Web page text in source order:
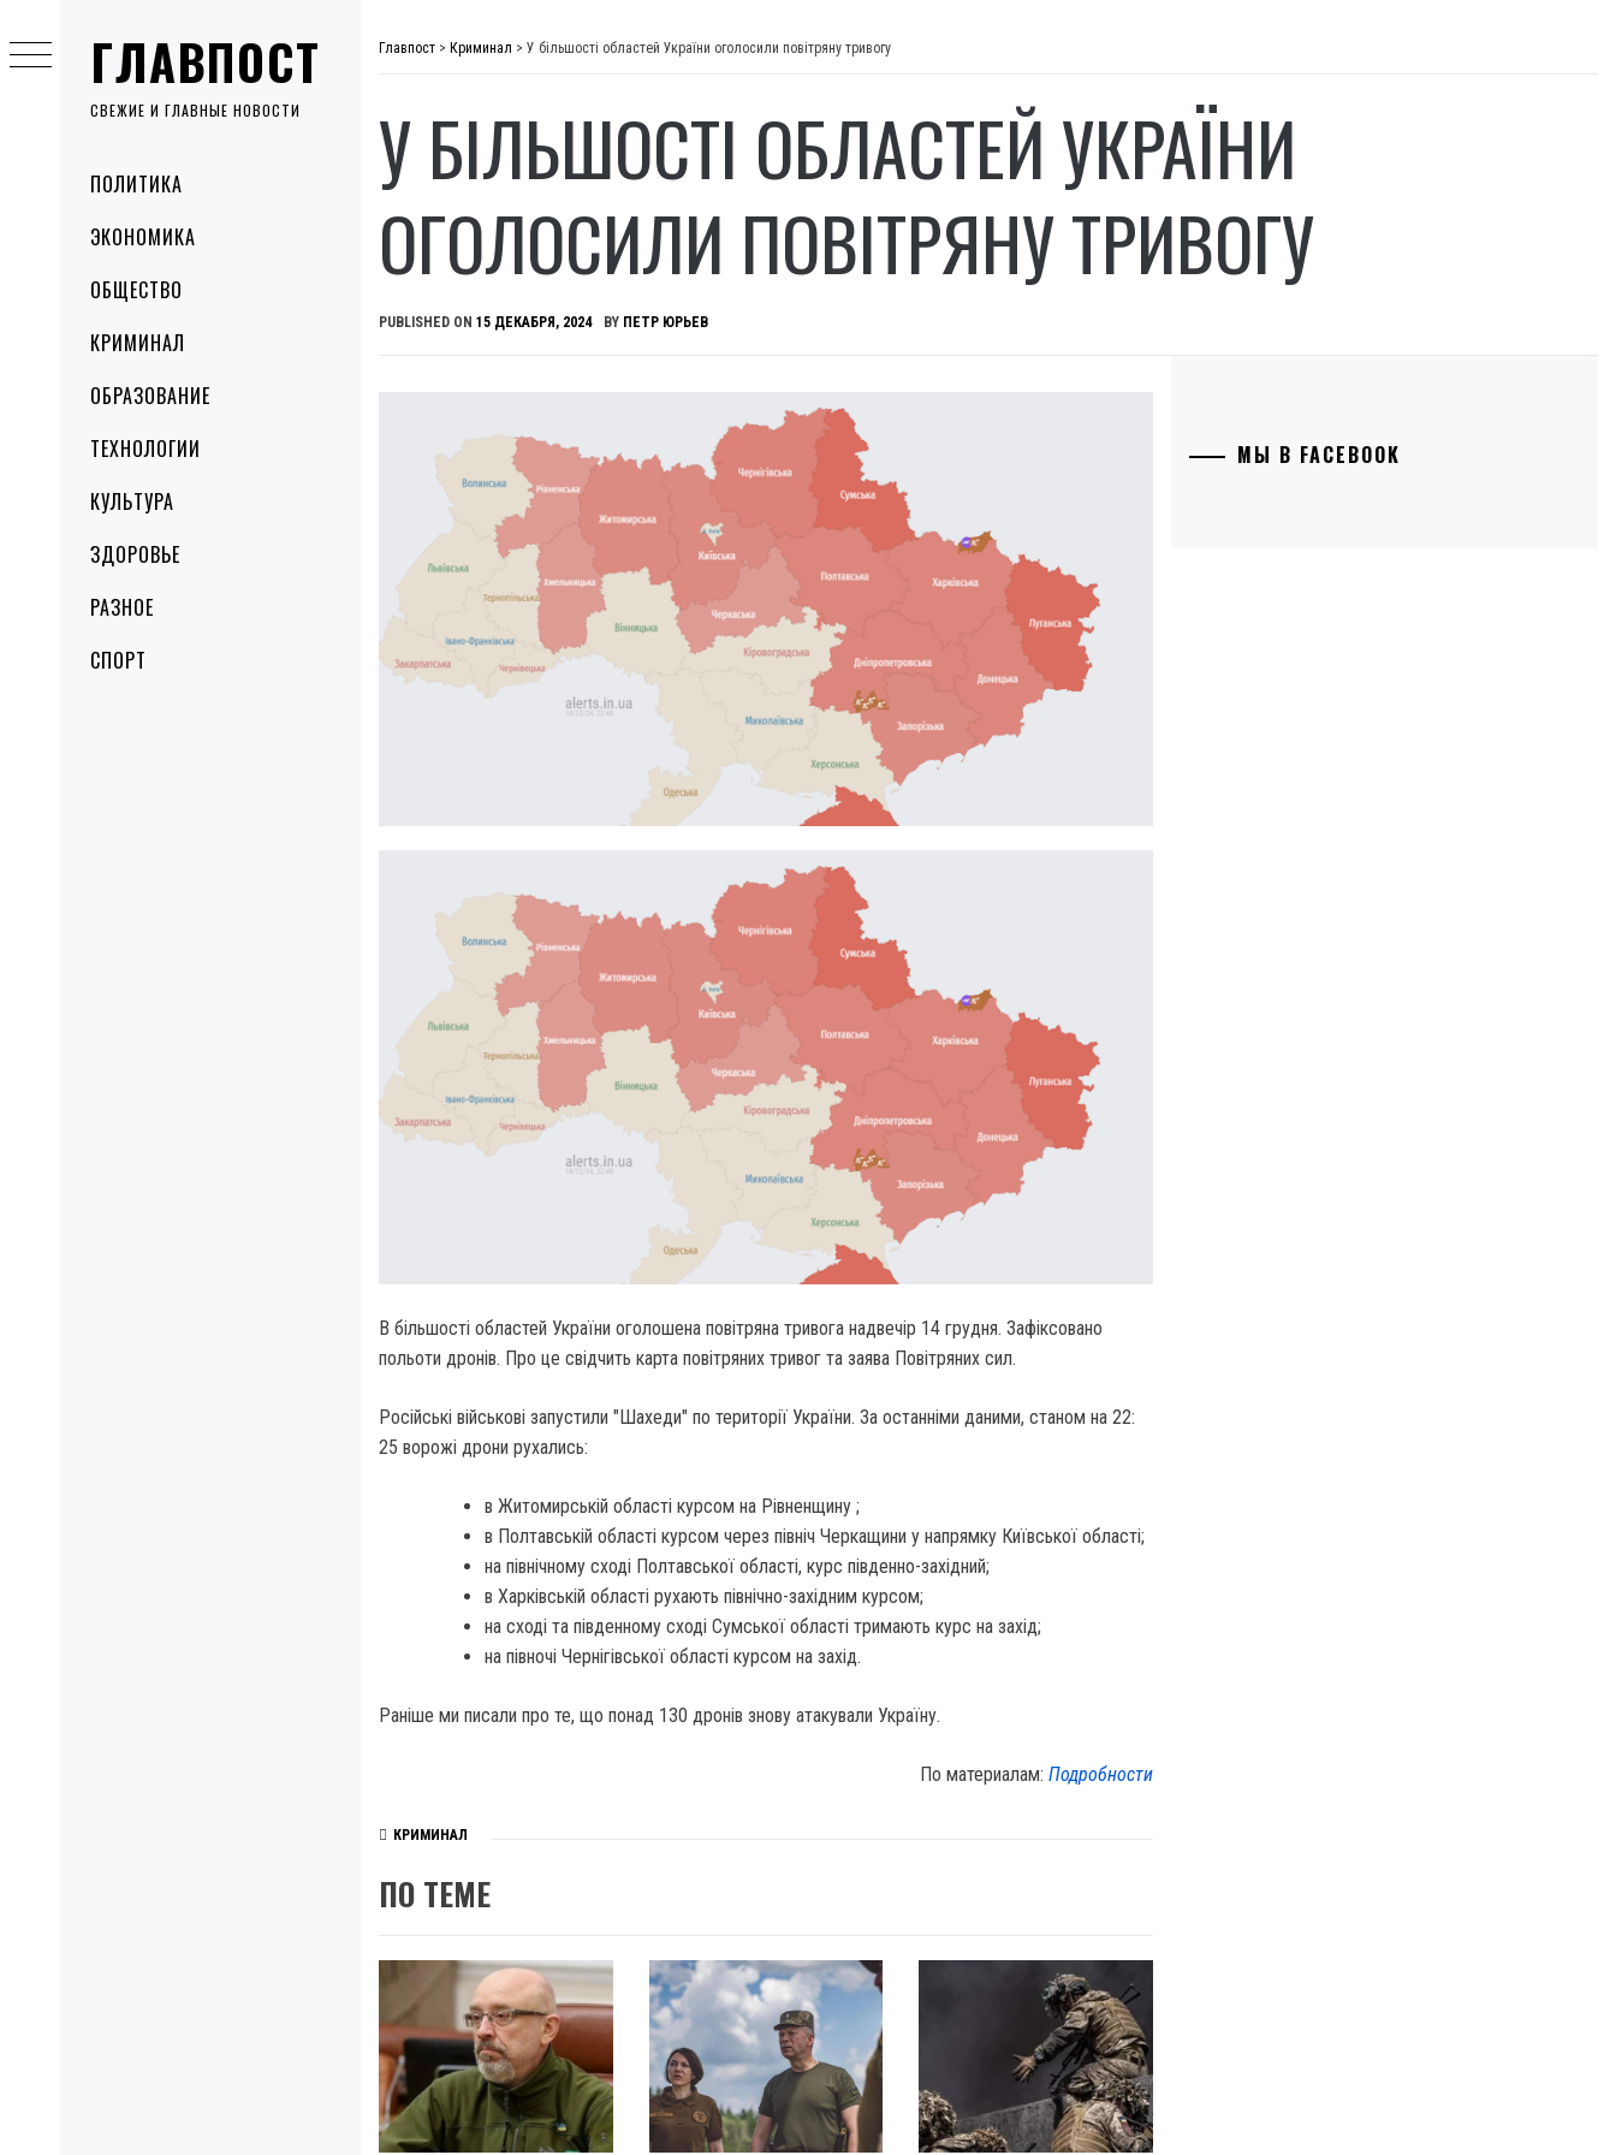
ГЛАВПОСТ
СВЕЖИЕ И ГЛАВНЫЕ НОВОСТИ
MenuПОЛИТИКА
ЭКОНОМИКА
ОБЩЕСТВО
КРИМИНАЛ
ОБРАЗОВАНИЕ
ТЕХНОЛОГИИ
КУЛЬТУРА
ЗДОРОВЬЕ
РАЗНОЕ
СПОРТ
to
content
Главпост > Криминал > У більшості областей України оголосили повітряну тривогу
У БІЛЬШОСТІ ОБЛАСТЕЙ УКРАЇНИ
ОГОЛОСИЛИ ПОВІТРЯНУ ТРИВОГУ
PUBLISHED ON 15 ДЕКАБРЯ, 2024 BY ПЕТР ЮРЬЕВ
В більшості областей України оголошена повітряна тривога надвечір 14 грудня. Зафіксовано
польоти дронів. Про це свідчить карта повітряних тривог та заява Повітряних сил.
Російські військові запустили "Шахеди" по території України. За останніми даними, станом на 22:
25 ворожі дрони рухались:
в Житомирській області курсом на Рівненщину ;
в Полтавській області курсом через північ Черкащини у напрямку Київської області;
на північному сході Полтавської області, курс південно-західний;
в Харківській області рухають північно-західним курсом;
на сході та південному сході Сумської області тримають курс на захід;
на півночі Чернігівської області курсом на захід.
Раніше ми писали про те, що понад 130 дронів знову атакували Україну.
По материалам:Подробности
КРИМИНАЛ
ПО ТЕМЕ
МЫ В FACEBOOK